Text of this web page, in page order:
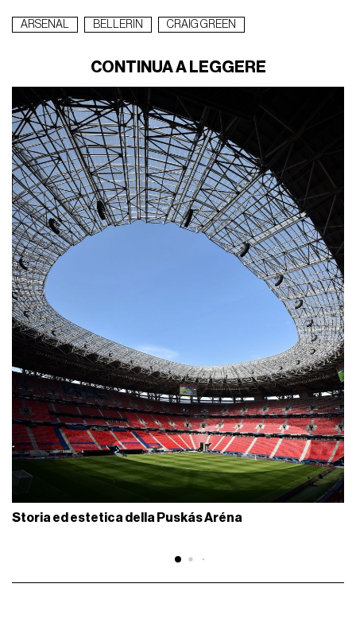
ARSENAL BELLERIN CRAIG GREEN
CONTINUA A LEGGERE
Storia ed estetica della Puskás Aréna